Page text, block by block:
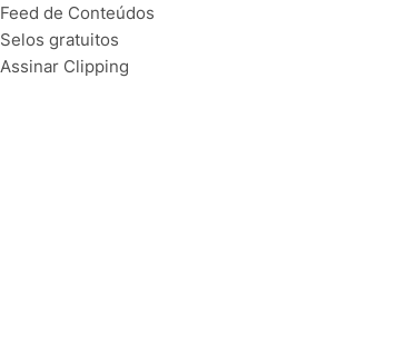
Feed de Conteúdos
Selos gratuitos
Assinar Clipping